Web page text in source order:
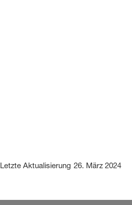
Letzte Aktualisierung 26. März 2024